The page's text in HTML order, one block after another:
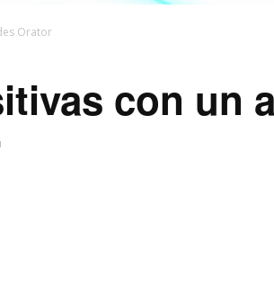
Orator
con un